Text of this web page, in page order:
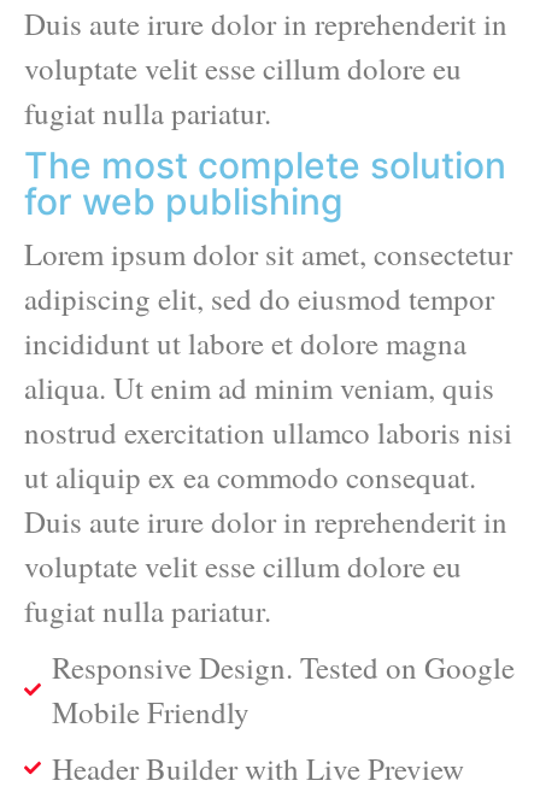
Duis aute irure dolor in reprehenderit in
voluptate velit esse cillum dolore eu
fugiat nulla pariatur.
The most complete solution
for web publishing
Lorem ipsum dolor sit amet, consectetur
adipiscing elit, sed do eiusmod tempor
incididunt ut labore et dolore magna
aliqua. Ut enim ad minim veniam, quis
nostrud exercitation ullamco laboris nisi
ut aliquip ex ea commodo consequat.
Duis aute irure dolor in reprehenderit in
voluptate velit esse cillum dolore eu
fugiat nulla pariatur.
Responsive Design. Tested on Google
Mobile Friendly
Header Builder with Live Preview